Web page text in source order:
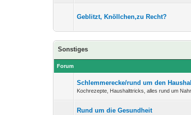
Geblitzt, Knöllchen,zu Recht?
Sonstiges
Forum
Schlemmerecke/rund um den
Kochrezepte, Haushalttricks, alles rund um
Rund um die Gesundheit